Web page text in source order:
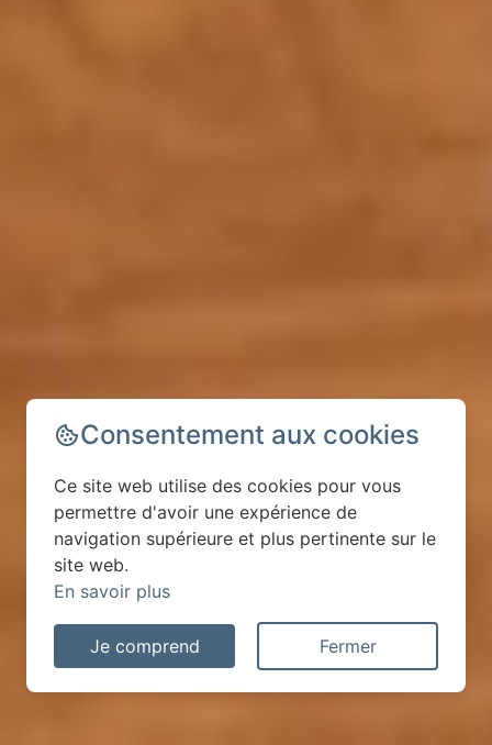
Consentement aux cookies
Ce site web utilise des cookies pour vous
permettre d'avoir une expérience de
navigation supérieure et plus pertinente sur le
site web.
En savoir plus
Je comprend Fermer